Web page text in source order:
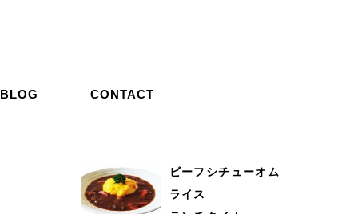
BLOG CONTACT
ビーフシチューオム
ライス